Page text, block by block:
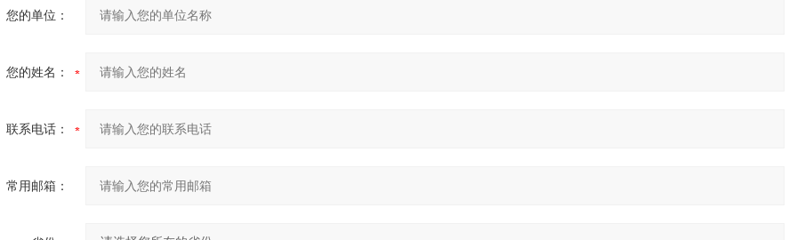
您的单位：
您的姓名：
联系电话：
常用邮箱：